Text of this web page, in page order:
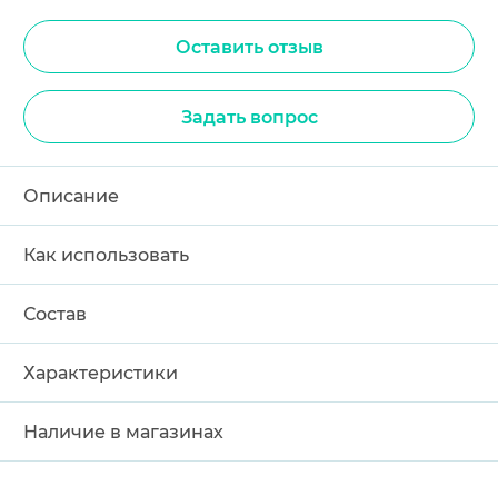
Оставить отзыв
Задать вопрос
Описание
Как использовать
Состав
Характеристики
Наличие в магазинах